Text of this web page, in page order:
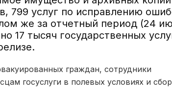
799 услуг по исправлению
же за отчетный период (24
17 тысяч государственных
граждан, сотрудники
госуслуги в полевых условиях и